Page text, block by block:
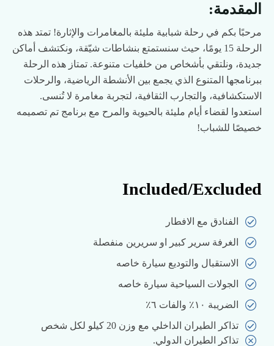
المقدمة:
مرحبًا بكم في رحلة شبابية مليئة بالمغامرات والإثارة! تمتد هذه
الرحلة 15 يومًا، حيث سنستمتع بنشاطات شيّقة، ونكتشف أماكن
جديدة، ونلتقي بأشخاص من خلفيات متنوعة. تمتاز هذه الرحلة
ببرنامجها المتنوع الذي يجمع بين الأنشطة الرياضية، والرحلات
الاستكشافية، والتجارب الثقافية، لتجربة مغامرة لا تُنسى.
استعدوا لقضاء أيام مليئة بالحيوية والمرح مع برنامج تم تصميمه
خصيصًا للشباب!
Included/Excluded
الفنادق مع الافطار
الغرفة سرير كبير او سريرين منفصلة
الاستقبال والتوديع سيارة خاصه
الجولات السياحية سيارة خاصه
الضريبة ١٠٪ والفات ٦٪
تذاكر الطيران الداخلي مع وزن 20 كيلو لكل شخص
تذاكر الطيران الدولي.